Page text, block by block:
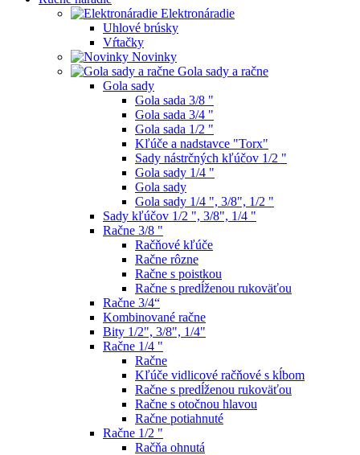
Elektronáradie
Uhlové brúsky
Vŕtačky
Novinky
Gola sady a račne
Gola sady
Gola sada 3/8 "
Gola sada 3/4 "
Gola sada 1/2 "
Kľúče a nadstavce "Torx"
Sady nástrčných kľúčov 1/2 "
Gola sady 1/4 "
Gola sady
Gola sady 1/4 ", 3/8", 1/2 "
Sady kľúčov 1/2 ", 3/8", 1/4 "
Račne 3/8 "
Račňové kľúče
Račne rôzne
Račne s poistkou
Račne s predĺženou rukoväťou
Račne 3/4“
Kombinované račne
Bity 1/2", 3/8", 1/4"
Račne 1/4 "
Račne
Kľúče vidlicové račňové s kĺbom
Račne s predĺženou rukoväťou
Račne s otočnou hlavou
Račne potiahnuté
Račne 1/2 "
Račňa ohnutá